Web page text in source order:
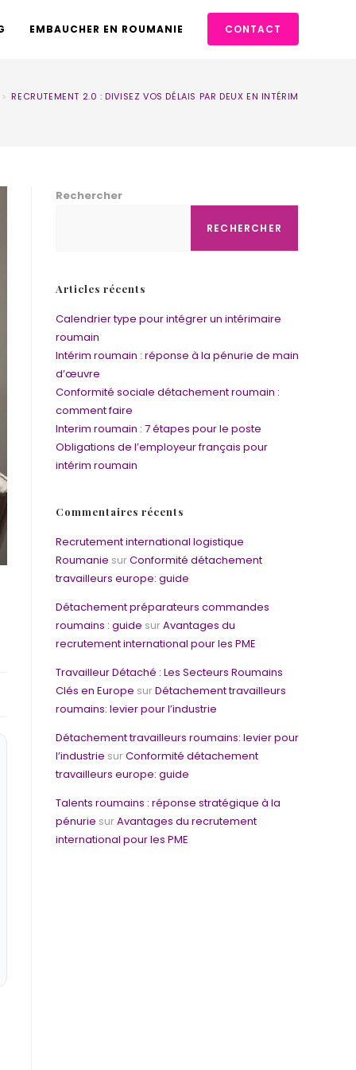
EMBAUCHER EN ROUMANIE CONTACT
> RECRUTEMENT 2.0 : DIVISEZ VOS DÉLAIS PAR DEUX EN INTÉRIM
Rechercher
RECHERCHER
Articles récents
Calendrier type pour intégrer un intérimaire
roumain
Intérim roumain : réponse à la pénurie de main
d’œuvre
Conformité sociale détachement roumain :
comment faire
Interim roumain : 7 étapes pour le poste
Obligations de l’employeur français pour
intérim roumain
Commentaires récents
Recrutement international logistique
Roumanie surConformité détachement
travailleurs europe: guide
Détachement préparateurs commandes
roumains : guide surAvantages du
recrutement international pour les PME
Travailleur Détaché : Les Secteurs Roumains
Clés en Europe surDétachement travailleurs
roumains: levier pour l’industrie
Détachement travailleurs roumains: levier pour
l’industrie surConformité détachement
travailleurs europe: guide
Talents roumains : réponse stratégique à la
pénurie surAvantages du recrutement
international pour les PME